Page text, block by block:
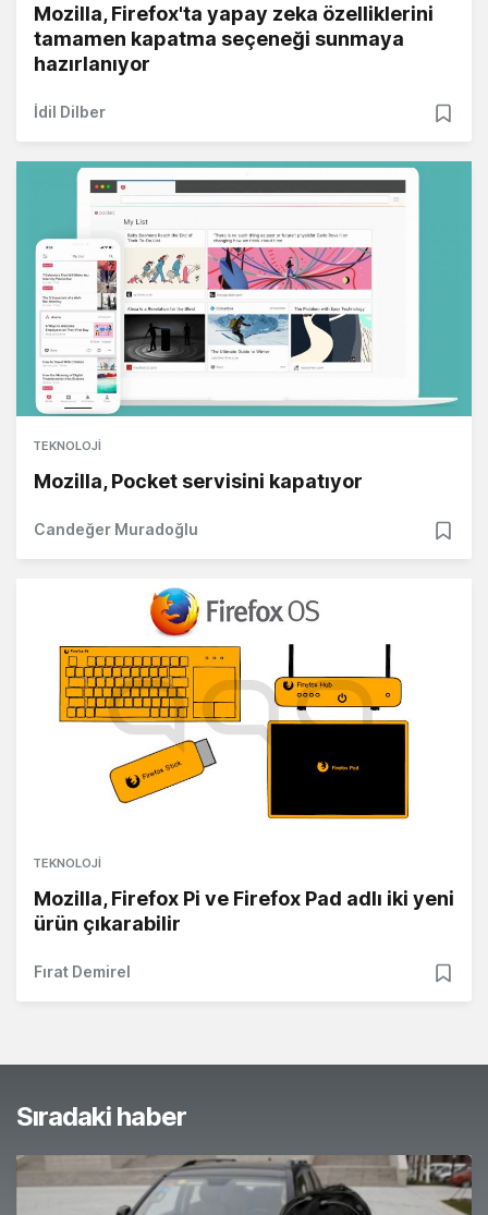
Mozilla, Firefox'ta yapay zeka özelliklerini
tamamen kapatma seçeneği sunmaya
hazırlanıyor
İdil Dilber
TEKNOLOJI
Mozilla, Pocket servisini kapatıyor
Candeğer Muradoğlu
TEKNOLOJI
Mozilla, Firefox Pi ve Firefox Pad adlı iki yeni
ürün çıkarabilir
Fırat Demirel
Sıradaki haber